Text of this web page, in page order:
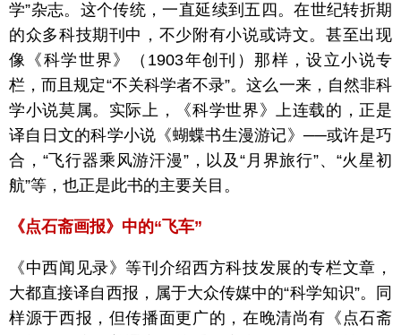
学”杂志。这个传统，一直延续到五四。在世纪转折期
的众多科技期刊中，不少附有小说或诗文。甚至出现
像《科学世界》（1903年创刊）那样，设立小说专
栏，而且规定“不关科学者不录”。这么一来，自然非科
学小说莫属。实际上，《科学世界》上连载的，正是
译自日文的科学小说《蝴蝶书生漫游记》──或许是巧
合，“飞行器乘风游汗漫”，以及“月界旅行”、“火星初
航”等，也正是此书的主要关目。
《点石斋画报》中的“飞车”
《中西闻见录》等刊介绍西方科技发展的专栏文章，
大都直接译自西报，属于大众传媒中的“科学知识”。同
样源于西报，但传播面更广的，在晚清尚有《点石斋